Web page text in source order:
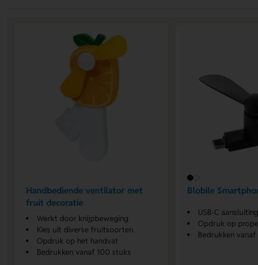
Handbediende ventilator met
fruit decoratie
Werkt door knijpbeweging
Kies uit diverse fruitsoorten
Opdruk op het handvat
Bedrukken vanaf 100 stuks
Blobile
USB-C aansluiting
Opdruk op
Bedrukken